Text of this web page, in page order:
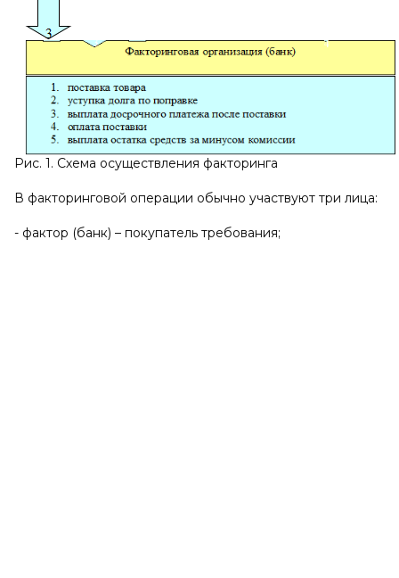
Рис. 1. Схема осуществления факторинга
В факторинговой операции обычно участвуют три лица:
- фактор (банк) – покупатель требования;